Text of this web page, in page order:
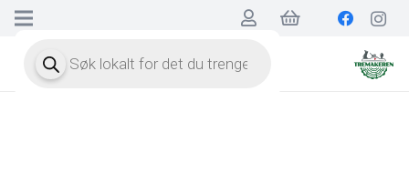
search